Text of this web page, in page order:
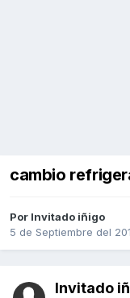
cambio
Por Invitado iñigo
5 de Septiembre del
Invitado